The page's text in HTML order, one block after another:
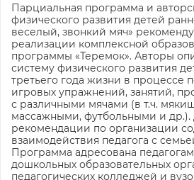
Парциальная программа и
физического развития детей
веселый, звонкий мяч»
реализации комплексной
программы «Теремок». Авторы
систему физического развития
третьего года жизни в процессе
игровых упражнений, занятий,
с различными мячами (в т.ч.
массажными, футбольными и др.).
рекомендации по организации
взаимодействия педагога с
Программа адресована
дошкольных образовательных
педагогических колледжей и